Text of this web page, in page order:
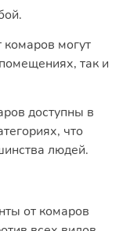
комаров могут
так и
доступны в
что
людей.
от комаров